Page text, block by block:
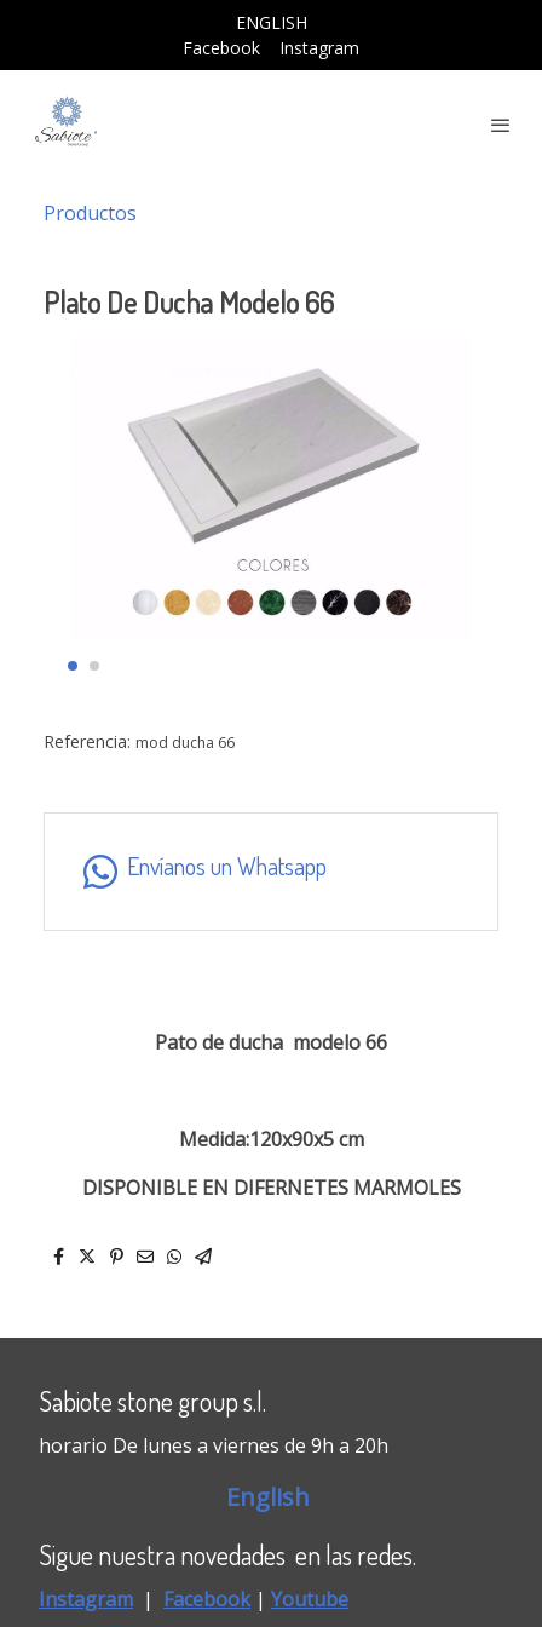
ENGLISH
Facebook
Instagram
Productos
Plato De Ducha Modelo 66
Referencia: mod ducha 66
Envíanos un Whatsapp
Pato de ducha modelo 66
Medida:120x90x5 cm
DISPONIBLE EN DIFERNETES MARMOLES
Sabiote stone group s.l.
horario De lunes a viernes de 9h a 20h
English
Sigue nuestra novedades en las redes.
Instagram | Facebook| Youtube